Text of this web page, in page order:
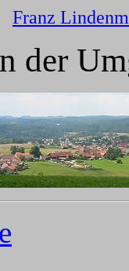
Franz
der